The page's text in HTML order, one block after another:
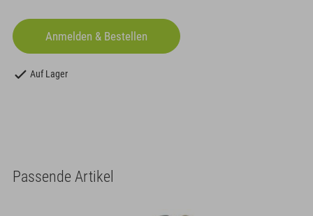
Auf Lager
Passende Artikel